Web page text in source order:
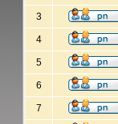
3
4
5
6
7